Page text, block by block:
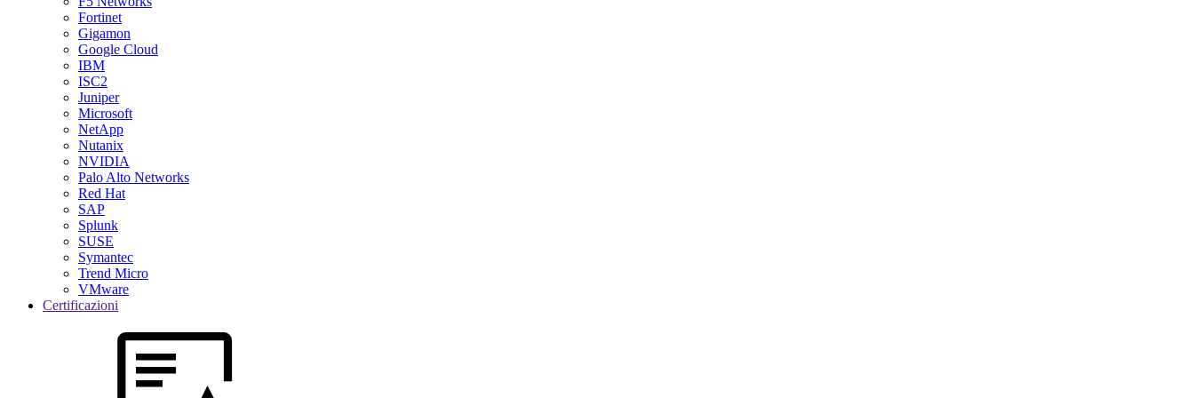
Fortinet
Gigamon
Google Cloud
IBM
ISC2
Juniper
Microsoft
NetApp
Nutanix
NVIDIA
Palo Alto Networks
Red Hat
SAP
Splunk
SUSE
Symantec
Trend Micro
VMware
Certificazioni